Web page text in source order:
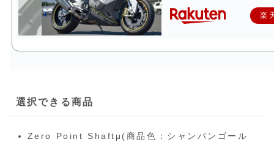
楽
選択できる商品
Zero Point Shaftμ(商品色：シャンパンゴール